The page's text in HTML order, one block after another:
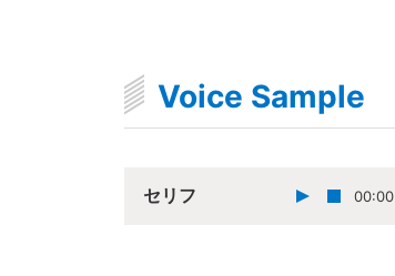
Voice Sample
セリフ 00:00